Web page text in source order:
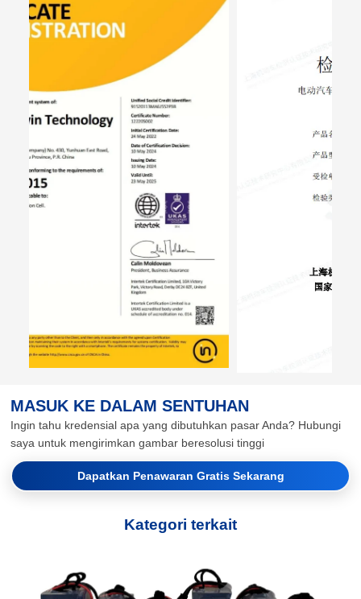
MASUK KE DALAM SENTUHAN
Ingin tahu kredensial apa yang dibutuhkan pasar Anda? Hubungi
saya untuk mengirimkan gambar beresolusi tinggi
Dapatkan Penawaran Gratis Sekarang
Kategori terkait